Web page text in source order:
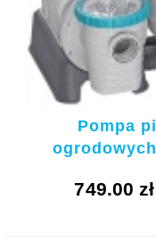
Pompa
749.00 zł